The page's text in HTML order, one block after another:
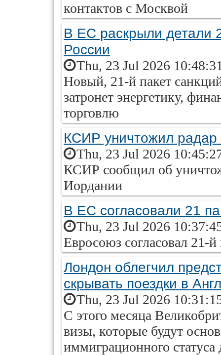
контактов с Москвой
В ЕС раскрыли детали
России
Thu, 23 Jul 2026
Новый, 21-й пакет
затронет энергетику,
торговлю
КСИР уничтожил
Thu, 23 Jul 2026
КСИР сообщил об
Иордании
В ЕС согласовали 21
Thu, 23 Jul 2026
Евросоюз согласовал 21-
Лондон облегчил
скрывать поездки в
Thu, 23 Jul 2026
С этого месяца
визы, которые будут
иммиграционного статуса